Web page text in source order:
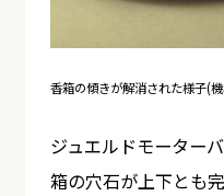
香箱の傾きが解消された様子(
ジュエルドモーター
箱の穴石が上下とも